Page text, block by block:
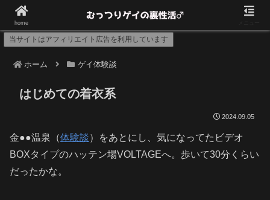
8月～のデーターが消えてしまったので現在復元中
当サイトはアフィリエイト広告を利用しています
ホーム ゲイ体験談
はじめての着衣系
2024.09.05
金●●温泉（体験談）をあとにし、気になってたビデオ
BOXタイプのハッテン場VOLTAGEへ。歩いて30分くらい
だったかな。
home